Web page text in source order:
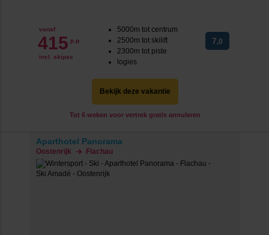
vanaf
415 p.p.
incl. skipas
5000m tot centrum
2500m tot skilift
2300m tot piste
logies
7,0
Bekijk deze vakantie
Tot 6 weken voor vertrek gratis annuleren
Aparthotel Panorama
Oostenrijk Flachau